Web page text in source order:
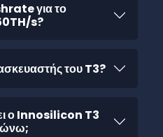
για το
s?
του T3?
ο Innosilicon T3